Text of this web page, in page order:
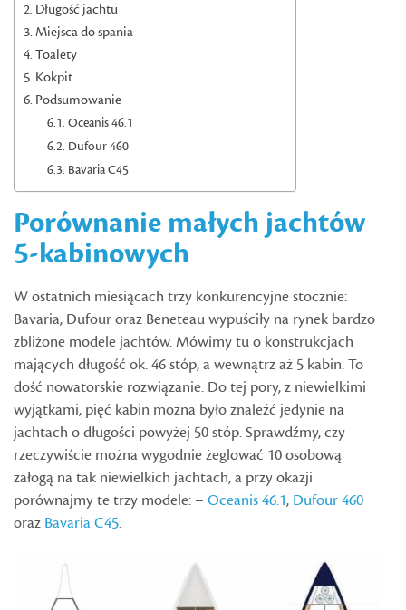
Długość jachtu
Miejsca do spania
Toalety
Kokpit
Podsumowanie
Oceanis 46.1
Dufour 460
Bavaria C45
Porównanie małych jachtów
5-kabinowych
W ostatnich miesiącach trzy konkurencyjne stocznie:
Bavaria, Dufour oraz Beneteau wypuściły na rynek bardzo
zbliżone modele jachtów. Mówimy tu o konstrukcjach
mających długość ok. 46 stóp, a wewnątrz aż 5 kabin. To
dość nowatorskie rozwiązanie. Do tej pory, z niewielkimi
wyjątkami, pięć kabin można było znaleźć jedynie na
jachtach o długości powyżej 50 stóp. Sprawdźmy, czy
rzeczywiście można wygodnie żeglować 10 osobową
załogą na tak niewielkich jachtach, a przy okazji
porównajmy te trzy modele: – Oceanis 46.1, Dufour 460
oraz Bavaria C45.